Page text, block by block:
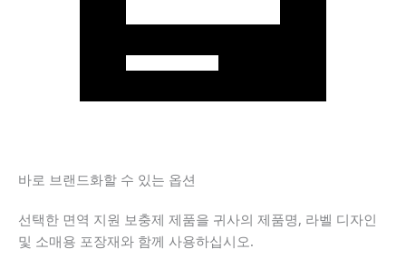
바로 브랜드화할 수 있는 옵션
선택한 면역 지원 보충제 제품을 귀사의 제품명, 라벨 디자인
및 소매용 포장재와 함께 사용하십시오.